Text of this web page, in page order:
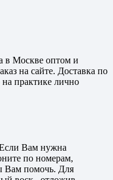
в Москве оптом и
на сайте. Доставка по
практике лично
Вам нужна
по номерам,
Вам помочь. Для